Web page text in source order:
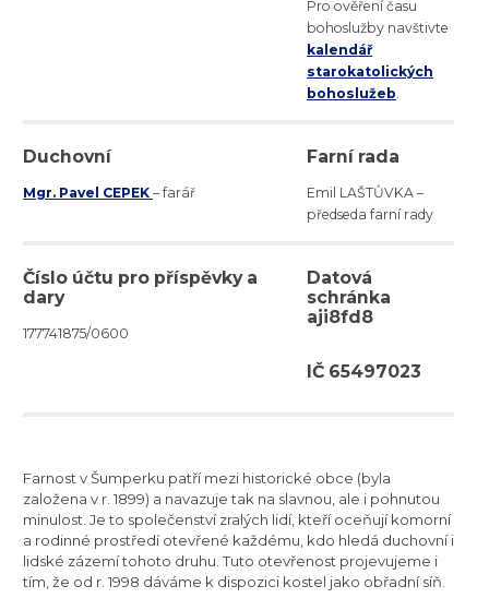
Pro ověření času
bohoslužby navštivte
kalendář
starokatolických
bohoslužeb.
Duchovní
Mgr. Pavel CEPEK – farář
Farní rada
Emil LAŠTŮVKA –
předseda farní rady
Číslo účtu pro příspěvky a
dary
177741875/0600
Datová
schránka
aji8fd8
IČ 65497023
Farnost v Šumperku patří mezi historické obce (byla
založena v r. 1899) a navazuje tak na slavnou, ale i pohnutou
minulost. Je to společenství zralých lidí, kteří oceňují komorní
a rodinné prostředí otevřené každému, kdo hledá duchovní i
lidské zázemí tohoto druhu. Tuto otevřenost projevujeme i
tím, že od r. 1998 dáváme k dispozici kostel jako obřadní síň.